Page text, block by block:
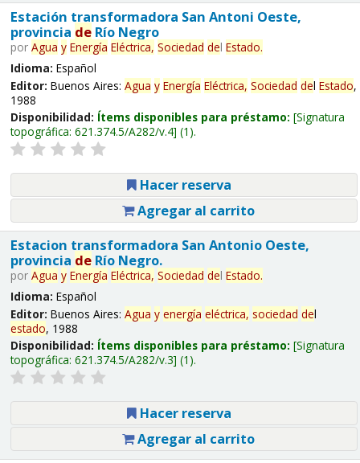
Estación transformadora San Antoni Oeste,
provincia deRío Negro
por Agua y Energía Eléctrica, Sociedad del Estado.
Idioma: Español
Editor: Buenos Aires: Agua y Energía Eléctrica, Sociedad del Estado,
1988
Disponibilidad: Ítems disponibles para préstamo: Signatura
topográfica: 621.374.5/A282/v.4 (1).
Hacer reserva
Agregar al carrito
Estacion transformadora San Antonio Oeste,
provincia deRío Negro.
por Agua y Energía Eléctrica, Sociedad del Estado.
Idioma: Español
Editor: Buenos Aires: Agua y energía eléctrica, sociedad del
estado, 1988
Disponibilidad: Ítems disponibles para préstamo: Signatura
topográfica: 621.374.5/A282/v.3 (1).
Hacer reserva
Agregar al carrito